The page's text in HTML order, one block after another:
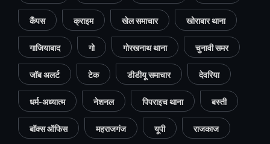
कैंपस क्राइम खेल समाचार खोराबार थाना
गाजियाबाद गो गोरखनाथ थाना चुनावी समर
जॉब अलर्ट टेक डीडीयू समाचार देवरिया
धर्म-अध्यात्म नेशनल पिपराइच थाना बस्ती
बॉक्स ऑफिस महराजगंज यूपी राजकाज